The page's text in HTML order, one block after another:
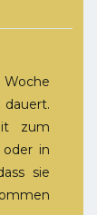
zum
in
sie